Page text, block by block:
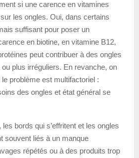
si une carence en vitamines
les ongles. Oui, dans certains
suffisant pour poser un
en biotine, en vitamine B12,
peut contribuer à des ongles
plus irréguliers. En revanche, on
problème est multifactoriel :
des ongles et état général se
bords qui s’effritent et les ongles
souvent liés à un manque
répétés ou à des produits trop